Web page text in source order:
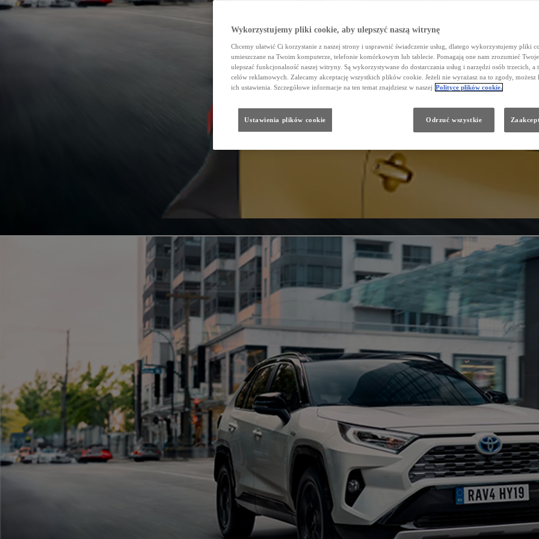
Wykorzystujemy pliki cookie, aby ulepszyć naszą witrynę
Chcemy ułatwić Ci korzystanie z naszej strony i usprawnić świadczenie usług, dlatego wykorzystujemy pliki
umieszczane na Twoim komputerze, telefonie komórkowym lub tablecie. Pomagają one nam zrozumieć
ulepszać funkcjonalność naszej witryny. Są wykorzystywane do dostarczania usług i narzędzi osób trzecich, a
celów reklamowych. Zalecamy akceptację wszystkich plików cookie. Jeżeli nie wyrażasz na to zgody, możesz
ich ustawienia. Szczegółowe informacje na ten temat znajdziesz w naszej Polityce plików cookie.
Odrzuć wszystkie
Ustawienia plików cookie